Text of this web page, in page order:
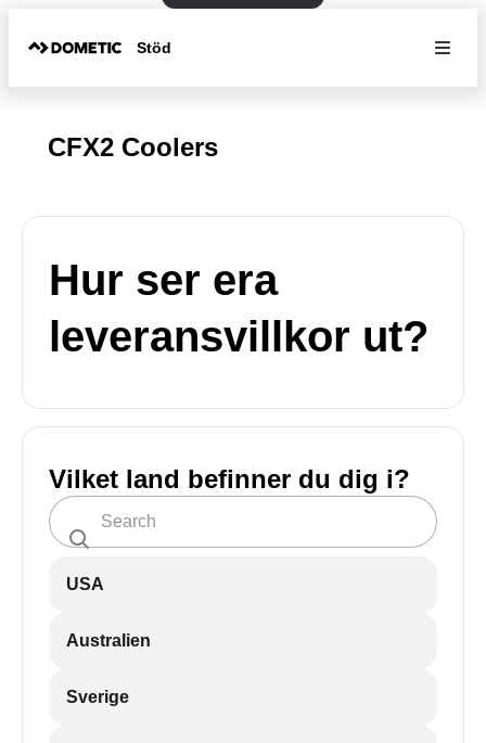
Stöd
CFX2 Coolers
Hur ser era
leveransvillkor ut?
Vilket land befinner du dig i?
USA
Australien
Sverige